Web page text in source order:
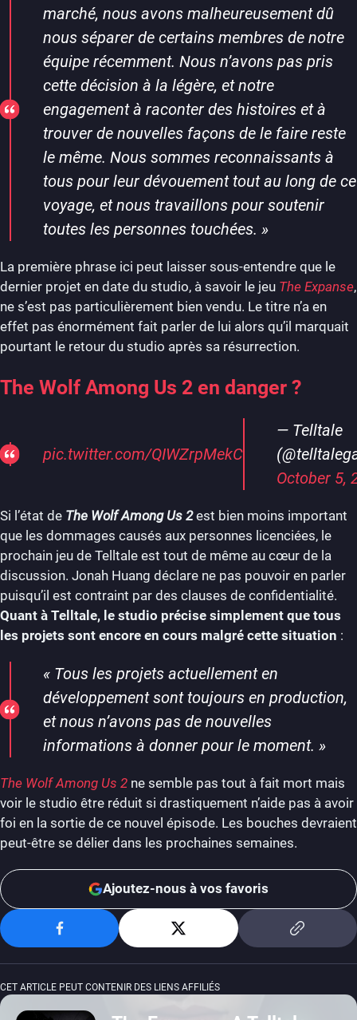
marché, nous avons malheureusement dû
nous séparer de certains membres de notre
équipe récemment. Nous n’avons pas pris
cette décision à la légère, et notre
engagement à raconter des histoires et à
trouver de nouvelles façons de le faire reste
le même. Nous sommes reconnaissants à
tous pour leur dévouement tout au long de ce
voyage, et nous travaillons pour soutenir
toutes les personnes touchées. »
La première phrase ici peut laisser sous-entendre que le
dernier projet en date du studio, à savoir le jeu The Expanse,
ne s’est pas particulièrement bien vendu. Le titre n’a en
effet pas énormément fait parler de lui alors qu’il marquait
pourtant le retour du studio après sa résurrection.
The Wolf Among Us 2 en danger ?
pic.twitter.com/QIWZrpMekC
— Telltale
October 5,
Si l’état de The Wolf Among Us 2est bien moins important
que les dommages causés aux personnes licenciées, le
prochain jeu de Telltale est tout de même au cœur de la
discussion. Jonah Huang déclare ne pas pouvoir en parler
puisqu’il est contraint par des clauses de confidentialité.
Quant à Telltale, le studio précise simplement que tous
les projets sont encore en cours malgré cette situation :
« Tous les projets actuellement en
développement sont toujours en production,
et nous n’avons pas de nouvelles
informations à donner pour le moment. »
The Wolf Among Us 2 ne semble pas tout à fait mort mais
voir le studio être réduit si drastiquement n’aide pas à avoir
foi en la sortie de ce nouvel épisode. Les bouches devraient
peut-être se délier dans les prochaines semaines.
Ajoutez-nous à vos favoris
CET ARTICLE PEUT CONTENIR DES LIENS AFFILIÉS